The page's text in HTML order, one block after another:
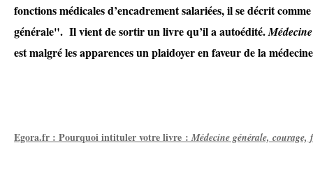
fonctions médicales d’encadrement salariées, il se décrit
générale". Il vient de sortir un livre qu’il a autoédité.
est malgré les apparences un plaidoyer en faveur de la
Egora.fr : Pourquoi intituler votre livre :Médecine générale, courage,